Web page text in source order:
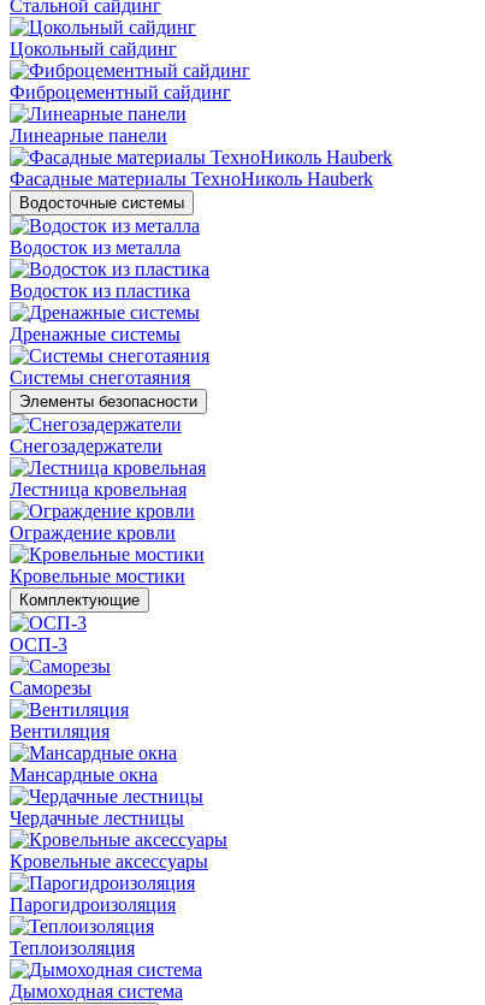
Стальной сайдинг
Цокольный сайдинг
Фиброцементный сайдинг
Линеарные панели
Фасадные материалы ТехноНиколь Hauberk
Водосточные системы
Водосток из металла
Водосток из пластика
Дренажные системы
Системы снеготаяния
Элементы безопасности
Снегозадержатели
Лестница кровельная
Ограждение кровли
Кровельные мостики
Комплектующие
ОСП-3
Саморезы
Вентиляция
Мансардные окна
Чердачные лестницы
Кровельные аксессуары
Парогидроизоляция
Теплоизоляция
Дымоходная система